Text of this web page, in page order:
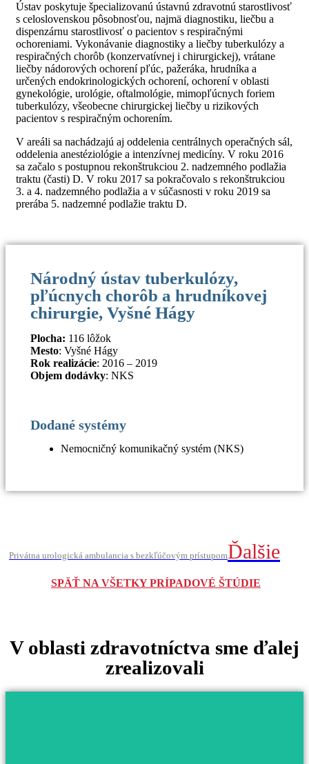
Ústav poskytuje špecializovanú ústavnú zdravotnú starostlivosť
s celoslovenskou pôsobnosťou, najmä diagnostiku, liečbu a
dispenzárnu starostlivosť o pacientov s respiračnými
ochoreniami. Vykonávanie diagnostiky a liečby tuberkulózy a
respiračných chorôb (konzervatívnej i chirurgickej), vrátane
liečby nádorových ochorení pľúc, pažeráka, hrudníka a
určených endokrinologických ochorení, ochorení v oblasti
gynekológie, urológie, oftalmológie, mimopľúcnych foriem
tuberkulózy, všeobecne chirurgickej liečby u rizikových
pacientov s respiračným ochorením.
V areáli sa nachádzajú aj oddelenia centrálnych operačných sál,
oddelenia anestéziológie a intenzívnej medicíny. V roku 2016
sa začalo s postupnou rekonštrukciou 2. nadzemného podlažia
traktu (časti) D. V roku 2017 sa pokračovalo s rekonštrukciou
3. a 4. nadzemného podlažia a v súčasnosti v roku 2019 sa
prerába 5. nadzemné podlažie traktu D.
Národný ústav tuberkulózy,
pľúcnych chorôb a hrudníkovej
chirurgie, Vyšné Hágy
Plocha: 116 lôžok
Mesto: Vyšné Hágy
Rok realizácie: 2016 – 2019
Objem dodávky: NKS
Dodané systémy
Nemocničný komunikačný systém (NKS)
Privátna urologická ambulancia s bezkľúčovým prístupomĎalšie
SPÄŤ NA VŠETKY PRÍPADOVÉ ŠTÚDIE
V oblasti zdravotníctva sme ďalej
zrealizovali